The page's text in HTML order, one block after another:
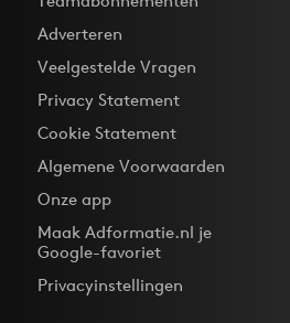
Adverteren
Veelgestelde Vragen
Privacy Statement
Cookie Statement
Algemene Voorwaarden
Onze app
Maak Adformatie.nl je
Google-favoriet
Privacyinstellingen